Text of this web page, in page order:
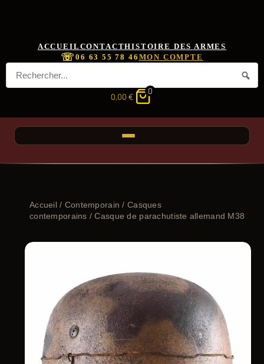
ACCUEIL CONTACTHISTOIRE DES ARMES
☏06 63 55 78 46 MON COMPTE
0,00 €
0
Accueil/ Contemporain /Casques
contemporains / Casque de parachutiste allemand M38